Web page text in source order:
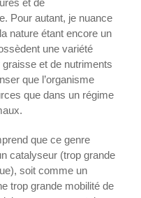
et de
Pour autant, je nuance
nature étant encore un
une variété
et de nutriments
que l’organisme
que dans un régime
que ce genre
catalyseur (trop grande
soit comme un
trop grande mobilité de